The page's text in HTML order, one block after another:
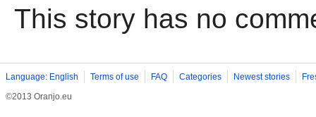
This story has no
Language: English Terms of use FAQ Categories Newest stories
©2013 Oranjo.eu